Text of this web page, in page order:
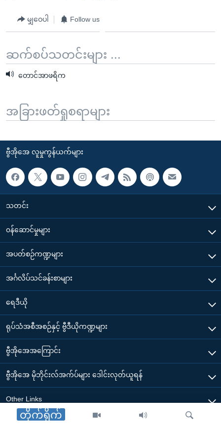
တိုက်ရိုက်
မျှဝေပါ Follow us
ဆက်စပ်သတင်းများ ...
တောင်အာဖရိက
အခြားဖတ်ရှုစရာများ
ဗွီအိုအေ လူမှုကွန်ယက်များ
သတင်း
၀န်ဆောင်မှုများ
အပတ်စဉ်ကဏ္ဍများ
အင်္ဂလိပ်သင်ခန်းစာများ
ရေဒီယို
ရုပ်သံအစီအစဉ်နှင့် ဗွီဒီယိုကဏ္ဍများ
ဗွီအိုအေအကြောင်း
ဗွီအိုအေ မိုဘိုင်းလ်အက်ပ်များ ဒေါင်းလုတ်ယူရန်
Other Links